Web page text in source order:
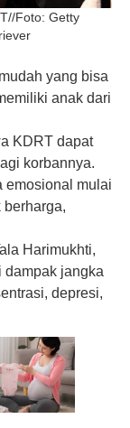
Foto: Getty
yang bisa
anak dari
KDRT dapat
korbannya.
emosional mulai
berharga,
Harimukhti,
dampak jangka
depresi,